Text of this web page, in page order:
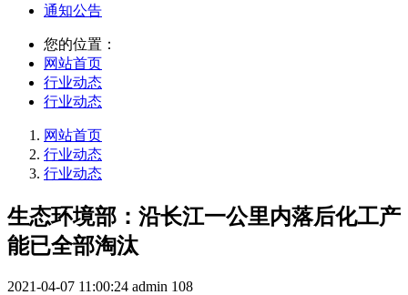
通知公告
您的位置：
网站首页
行业动态
行业动态
网站首页
行业动态
行业动态
生态环境部：沿长江一公里内落后化工产
能已全部淘汰
2021-04-07 11:00:24 admin 108